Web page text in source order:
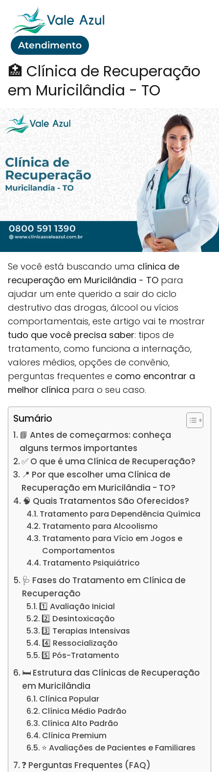
Atendimento
🏥 Clínica de Recuperação
em Muricilândia - TO
Se você está buscando uma clínica de
recuperação em Muricilândia - TO para
ajudar um ente querido a sair do ciclo
destrutivo das drogas, álcool ou vícios
comportamentais, este artigo vai te mostrar
tudo que você precisa saber: tipos de
tratamento, como funciona a internação,
valores médios, opções de convênio,
perguntas frequentes e como encontrar a
melhor clínica para o seu caso.
Sumário
📘 Antes de começarmos: conheça
alguns termos importantes
✅ O que é uma Clínica de Recuperação?
📍 Por que escolher uma Clínica de
Recuperação em Muricilândia - TO?
🧠 Quais Tratamentos São Oferecidos?
Tratamento para Dependência Química
Tratamento para Alcoolismo
Tratamento para Vício em Jogos e
Comportamentos
Tratamento Psiquiátrico
🩺 Fases do Tratamento em Clínica de
Recuperação
1️⃣ Avaliação Inicial
2️⃣ Desintoxicação
3️⃣ Terapias Intensivas
4️⃣ Ressocialização
5️⃣ Pós-Tratamento
🛏️ Estrutura das Clínicas de Recuperação
em Muricilândia
Clínica Popular
Clínica Médio Padrão
Clínica Alto Padrão
Clínica Premium
⭐ Avaliações de Pacientes e Familiares
❓ Perguntas Frequentes (FAQ)